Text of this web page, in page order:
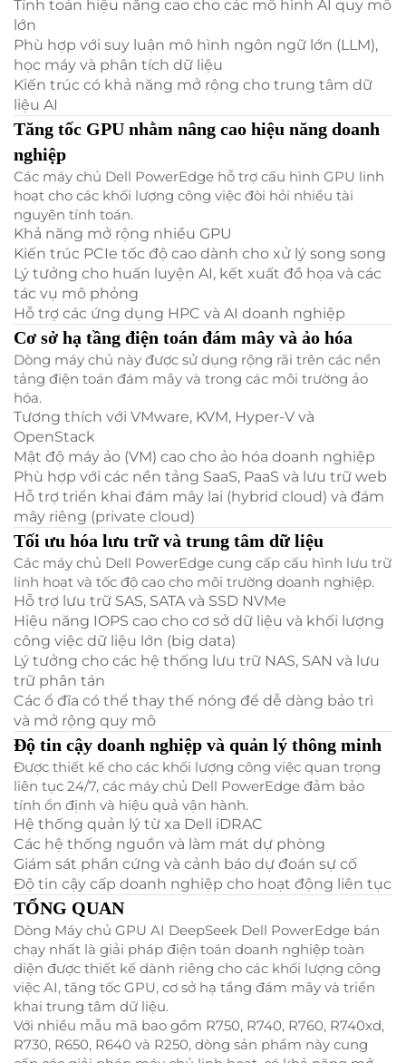
Tính toán hiệu năng cao cho các mô hình AI quy mô
lớn
Phù hợp với suy luận mô hình ngôn ngữ lớn (LLM),
học máy và phân tích dữ liệu
Kiến trúc có khả năng mở rộng cho trung tâm dữ
liệu AI
Tăng tốc GPU nhằm nâng cao hiệu năng doanh
nghiệp
Các máy chủ Dell PowerEdge hỗ trợ cấu hình GPU linh
hoạt cho các khối lượng công việc đòi hỏi nhiều tài
nguyên tính toán.
Khả năng mở rộng nhiều GPU
Kiến trúc PCIe tốc độ cao dành cho xử lý song song
Lý tưởng cho huấn luyện AI, kết xuất đồ họa và các
tác vụ mô phỏng
Hỗ trợ các ứng dụng HPC và AI doanh nghiệp
Cơ sở hạ tầng điện toán đám mây và ảo hóa
Dòng máy chủ này được sử dụng rộng rãi trên các nền
tảng điện toán đám mây và trong các môi trường ảo
hóa.
Tương thích với VMware, KVM, Hyper-V và
OpenStack
Mật độ máy ảo (VM) cao cho ảo hóa doanh nghiệp
Phù hợp với các nền tảng SaaS, PaaS và lưu trữ web
Hỗ trợ triển khai đám mây lai (hybrid cloud) và đám
mây riêng (private cloud)
Tối ưu hóa lưu trữ và trung tâm dữ liệu
Các máy chủ Dell PowerEdge cung cấp cấu hình lưu trữ
linh hoạt và tốc độ cao cho môi trường doanh nghiệp.
Hỗ trợ lưu trữ SAS, SATA và SSD NVMe
Hiệu năng IOPS cao cho cơ sở dữ liệu và khối lượng
công việc dữ liệu lớn (big data)
Lý tưởng cho các hệ thống lưu trữ NAS, SAN và lưu
trữ phân tán
Các ổ đĩa có thể thay thế nóng để dễ dàng bảo trì
và mở rộng quy mô
Độ tin cậy doanh nghiệp và quản lý thông minh
Được thiết kế cho các khối lượng công việc quan trọng
liên tục 24/7, các máy chủ Dell PowerEdge đảm bảo
tính ổn định và hiệu quả vận hành.
Hệ thống quản lý từ xa Dell iDRAC
Các hệ thống nguồn và làm mát dự phòng
Giám sát phần cứng và cảnh báo dự đoán sự cố
Độ tin cậy cấp doanh nghiệp cho hoạt động liên tục
TỔNG QUAN
Dòng Máy chủ GPU AI DeepSeek Dell PowerEdge bán
chạy nhất là giải pháp điện toán doanh nghiệp toàn
diện được thiết kế dành riêng cho các khối lượng công
việc AI, tăng tốc GPU, cơ sở hạ tầng đám mây và triển
khai trung tâm dữ liệu.
Với nhiều mẫu mã bao gồm R750, R740, R760, R740xd,
R730, R650, R640 và R250, dòng sản phẩm này cung